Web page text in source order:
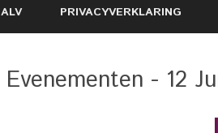
ALV PRIVACYVERKLARING
Evenementen - 12